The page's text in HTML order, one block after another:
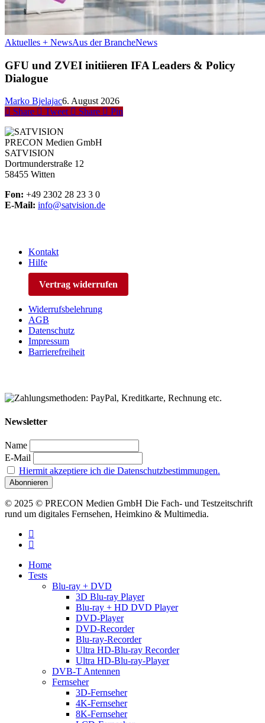
Aktuelles + NewsAus der BrancheNews
GFU und ZVEI initiieren IFA Leaders & Policy
Dialogue
Marko Bjelajac6. August 2026
Share
Tweet Share Pin
PRECON Medien GmbH
SATVISION
Dortmunderstraße 12
58455 Witten
Fon: +49 2302 28 23 3 0
E-Mail: info@satvision.de
Kontakt
Hilfe
Vertrag widerrufen
Widerrufsbelehrung
AGB
Datenschutz
Impressum
Barrierefreiheit
Newsletter
Name
E-Mail
Hiermit akzeptiere ich die Datenschutzbestimmungen.
© 2025 © PRECON Medien GmbH Die Fach- und Testzeitschrift
rund um digitales Fernsehen, Heimkino & Multimedia.
facebook
RSS
Close
Menu
Home
Tests
Blu-ray + DVD
3D Blu-ray Player
Blu-ray + HD DVD Player
DVD-Player
DVD-Recorder
Blu-ray-Recorder
Ultra HD-Blu-ray Recorder
Ultra HD-Blu-ray-Player
DVB-T Antennen
Fernseher
3D-Fernseher
4K-Fernseher
8K-Fernseher